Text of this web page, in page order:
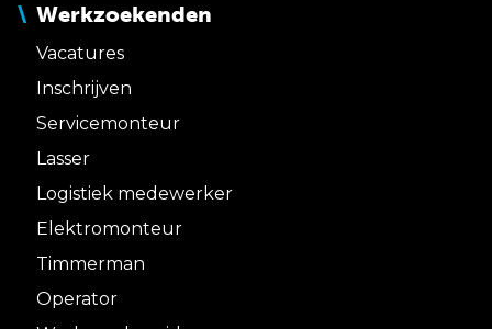
Werkzoekenden
Vacatures
Inschrijven
Servicemonteur
Lasser
Logistiek medewerker
Elektromonteur
Timmerman
Operator